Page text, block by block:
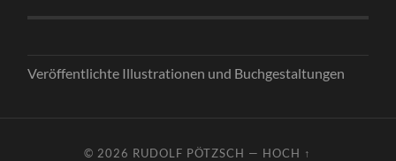
Veröffentlichte Illustrationen und Buchgestaltungen
© 2026 RUDOLF PÖTZSCH — HOCH ↑